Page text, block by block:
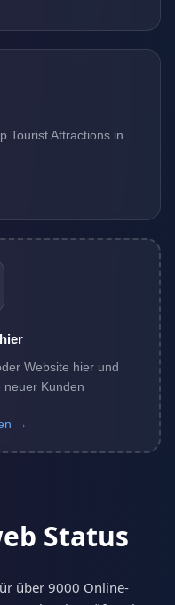
Tourist Attractions in
Website hier und
neuer Kunden
→
Status
über 9000 Online-